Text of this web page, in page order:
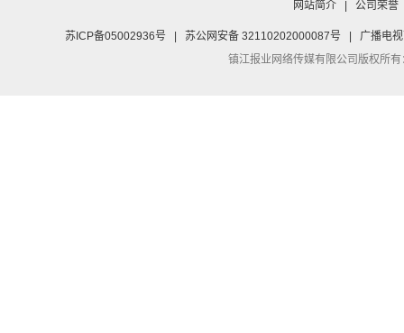
网站简介 公司荣誉
苏ICP备05002936号 苏公网安备 32110202000087号
广播电
镇江报业网络传媒有限公司版权所